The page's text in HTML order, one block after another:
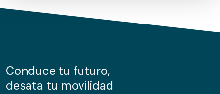
de cookies.
información sobre el uso que haga del sitio web con
nuestros partners de redes sociales, publicidad y análisis
Conduce tu futuro,
desata tu movilidad